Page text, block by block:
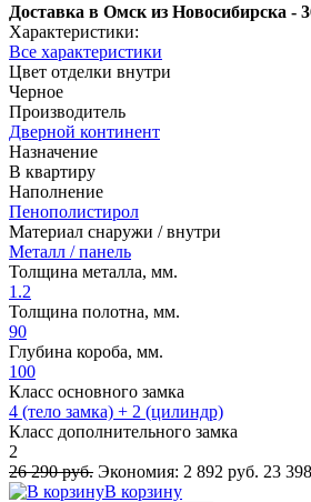
Доставка в Омск из Новосибирска -
Характеристики:
Все характеристики
Цвет отделки внутри
Черное
Производитель
Дверной континент
Назначение
В квартиру
Наполнение
Пенополистирол
Материал снаружи / внутри
Металл / панель
Толщина металла, мм.
1.2
Толщина полотна, мм.
90
Глубина короба, мм.
100
Класс основного замка
4 (тело замка) + 2 (цилиндр)
Класс дополнительного замка
2
26 290 руб. Экономия: 2 892 руб. 23
В корзину